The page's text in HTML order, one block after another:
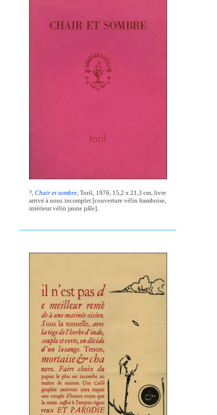
?,Chair et sombre, Toril, 1976, 15,2 x 21,3 cm, livre
arrivé à nous incomplet [couverture vélin framboise,
intérieur vélin jaune pâle].